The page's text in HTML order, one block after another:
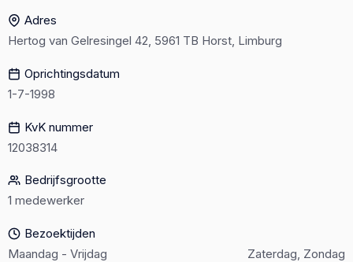
Adres
Hertog van Gelresingel 42, 5961 TB Horst, Limburg
Oprichtingsdatum
1-7-1998
KvK nummer
12038314
Bedrijfsgrootte
1 medewerker
Bezoektijden
Maandag - Vrijdag
Zaterdag, Zondag